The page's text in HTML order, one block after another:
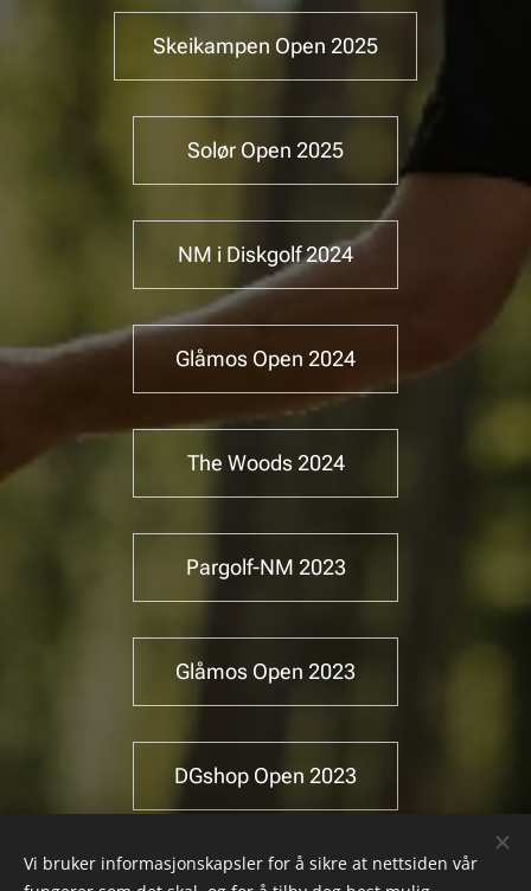
Skeikampen Open 2025
Solør Open 2025
NM i Diskgolf 2024
Glåmos Open 2024
The Woods 2024
Pargolf-NM 2023
Glåmos Open 2023
DGshop Open 2023
NC1 - Hestehagen
Vi bruker informasjonskapsler for å sikre at nettsiden vår